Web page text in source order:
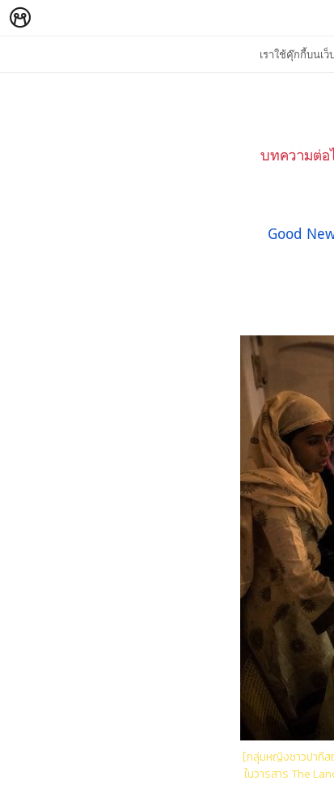
เราใช้คุ๊กกี้บนเ
บทความต่อ
Good
[กลุ่มหญิงชาวปากีส
ในวารสาร The